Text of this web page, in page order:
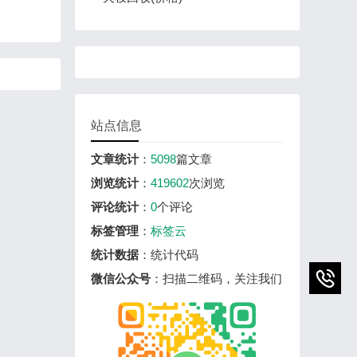
站点信息
文章统计： 5098篇文章
浏览统计： 419602次浏览
评论统计： 0个评论
标签管理 ： 标签云
统计数据 ：统计代码
微信公众号 ：扫描二维码，关注我们